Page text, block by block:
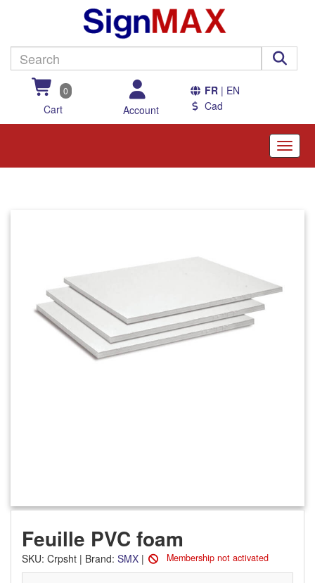
0
Cart Account
FR| EN
Cad
Toggle
Feuille PVC foam
SKU: Crpsht | Brand: SMX | Membership not activated